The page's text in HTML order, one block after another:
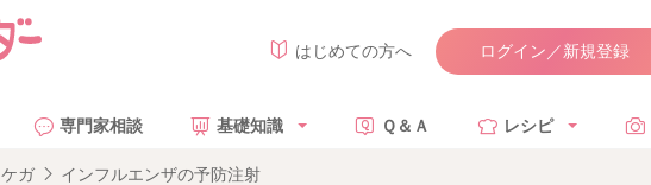
はじめての方へ ログイン／新規登録
専門家相談 基礎知識 Ｑ＆Ａ レシピ
ガ インフルエンザの予防注射